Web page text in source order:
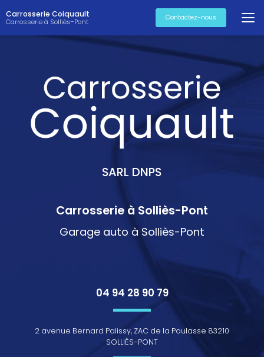
au
contenu
principal
Carrosserie Coiquault
Carrosserie à Solliès-Pont Contactez-nous
SARL DNPS
Carrosserie à Solliès-Pont
Garage auto à Solliès-Pont
04 94 28 90 79
2 avenue Bernard Palissy, ZAC de la Poulasse 83210
SOLLIÈS-PONT